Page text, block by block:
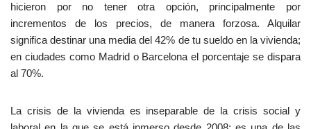
hicieron por no tener otra opción, principalmente por
incrementos de los precios, de manera forzosa. Alquilar
significa destinar una media del 42% de tu sueldo en la vivienda;
en ciudades como Madrid o Barcelona el porcentaje se dispara
al 70%.
La crisis de la vivienda es inseparable de la crisis social y